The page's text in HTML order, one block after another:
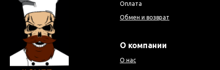
Оплата
Обмен и возврат
О компании
О нас